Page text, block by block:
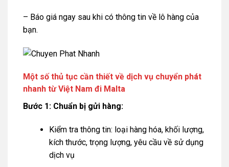
– Báo giá ngay sau khi có thông tin về lô hàng của
bạn.
Một số thủ tục cần thiết về dịch vụ chuyển phát
nhanh từ Việt Nam đi Malta
Bước 1: Chuẩn bị gửi hàng:
Kiểm tra thông tin: loại hàng hóa, khối lượng,
kích thước, trọng lượng, yêu cầu về sử dụng
dịch vụ